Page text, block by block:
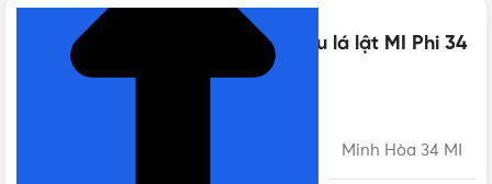
Thông số kỹ thuật của Van 1 chiều lá lật MI Phi 34
DN25 | Chính hãng Minh Hòa
Minh Hòa 34 MI